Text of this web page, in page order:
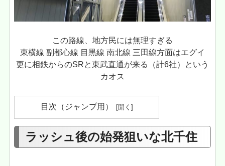
この路線、地方民には無理すぎる
東横線 副都心線 目黒線 南北線 三田線方面はエグイ
更に相鉄からのSRと東武直通が来る（計6社）という
カオス
目次（ジャンプ用）
ラッシュ後の始発狙いな北千住